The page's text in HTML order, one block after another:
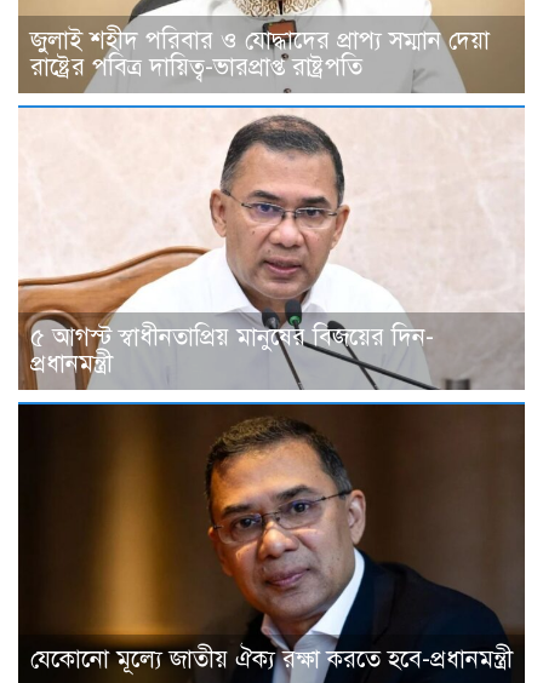
জুলাই শহীদ পরিবার ও যোদ্ধাদের প্রাপ্য সম্মান দেয়া
রাষ্ট্রের পবিত্র দায়িত্ব-ভারপ্রাপ্ত রাষ্ট্রপতি
৫ আগস্ট স্বাধীনতাপ্রিয় মানুষের বিজয়ের দিন-
প্রধানমন্ত্রী
যেকোনো মূল্যে জাতীয় ঐক্য রক্ষা করতে হবে-প্রধানমন্ত্রী